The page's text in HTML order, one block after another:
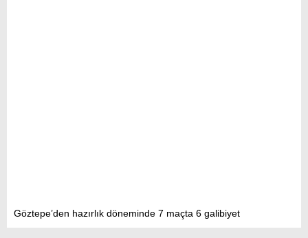
Göztepe’den hazırlık döneminde 7 maçta 6 galibiyet